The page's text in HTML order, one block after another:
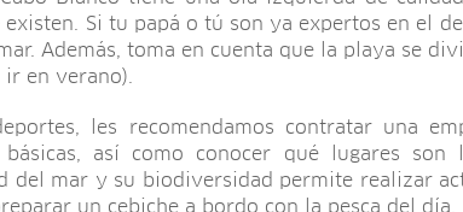
Si tu papá o tú son ya expertos en el
Además, toma en cuenta que la playa se
en verano).
les recomendamos contratar una
así como conocer qué lugares son
del mar y su biodiversidad permite realizar
un cebiche a bordo con la pesca del día.